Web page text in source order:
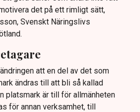
det på ett rimligt sätt,
Svenskt Näringslivs
att en del av det som
ändras till att bli så kallad
platsmark är till för allmänheten
för annan verksamhet, till